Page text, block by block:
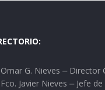
Omar G. Nieves ⏤ Director
Fco. Javier Nieves ⏤ Jefe de